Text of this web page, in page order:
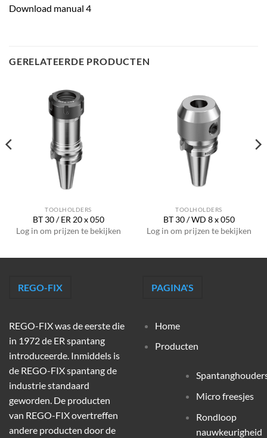
Download manual 4
GERELATEERDE PRODUCTEN
TOOLHOLDERS
BT 30 / ER 20 x 050
Log in om prijzen te bekijken
TOOLHOLDERS
BT 30 / WD 8 x 050
Log in om prijzen te bekijken
REGO-FIX
REGO-FIX was de eerste die
in 1972 de ER spantang
introduceerde. Inmiddels is
de REGO-FIX spantang de
industrie standaard
geworden. De producten
van REGO-FIX overtreffen
andere producten door de
PAGINA'S
Home
Producten
Micro freesjes
Rondloop
nauwkeurigheid